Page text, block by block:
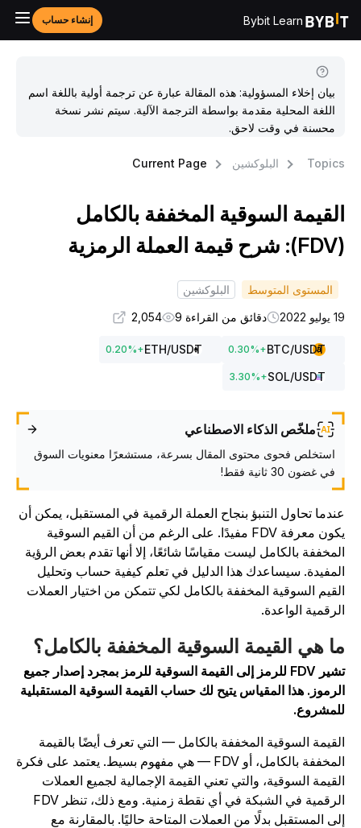
Bybit Learn إنشاء حساب
بيان إخلاء المسؤولية: هذه المقالة عبارة عن ترجمة أولية باللغة اسم
اللغة المحلية مقدمة بواسطة الترجمة الآلية. سيتم نشر نسخة
محسنة في وقت لاحق.
البلوكشين Current Page
السوقية المخففة بالكامل
المستوى المتوسط
البلوكشين
دقائق من القراءة 9 2,054
BTC/USDT
+
0.30%
ETH/USDT
+
0.20%
SOL/USDT
+
3.30%
ملخّص الذكاء الاصطناعي
استخلص فحوى محتوى المقال بسرعة، مستشعرًا معنويات السوق
في غضون 30 ثانية فقط!
تحاول التنبؤ بنجاح العملة الرقمية في المستقبل، يمكن أن
يكون معرفة FDV مفيدًا. على الرغم من أن القيم السوقية
بالكامل ليست مقياسًا شائعًا، إلا أنها تقدم بعض الرؤية
سيساعدك هذا الدليل في تعلم كيفية حساب وتحليل
السوقية المخففة بالكامل لكي تتمكن من اختيار العملات
الواعدة.
هي القيمة السوقية المخففة بالكامل؟
تشير FDV للرمز إلى القيمة السوقية للرمز بمجرد إصدار جميع
هذا المقياس يتيح لك حساب القيمة السوقية المستقبلية
السوقية المخففة بالكامل — التي تعرف أيضًا بالقيمة
المخففة بالكامل، أو FDV — هي مفهوم بسيط. يعتمد على فكرة
السوقية، والتي تعني القيمة الإجمالية لجميع العملات
الرقمية في الشبكة في أي نقطة زمنية. ومع ذلك، تنظر FDV
المستقبل بدلًا من العملات المتاحة حاليًا. بالمقارنة مع